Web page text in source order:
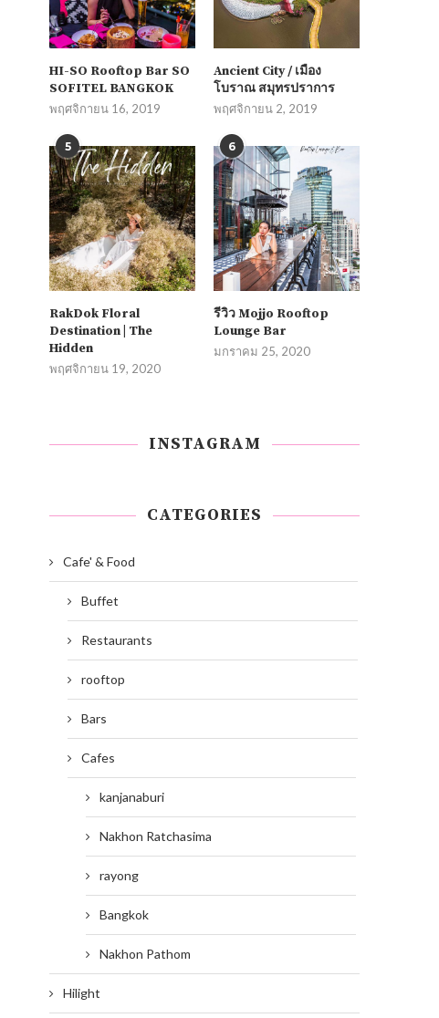
HI-SO Rooftop Bar SO
SOFITEL BANGKOK
พฤศจิกายน 16, 2019
Ancient City / เมือง
โบราณ สมุทรปราการ
พฤศจิกายน 2, 2019
5
RakDok Floral
Destination | The
Hidden
พฤศจิกายน 19, 2020
6
รีวิว Mojjo Rooftop
Lounge Bar
มกราคม 25, 2020
INSTAGRAM
CATEGORIES
Cafe' & Food
Buffet
Restaurants
rooftop
Bars
Cafes
kanjanaburi
Nakhon Ratchasima
rayong
Bangkok
Nakhon Pathom
Hilight